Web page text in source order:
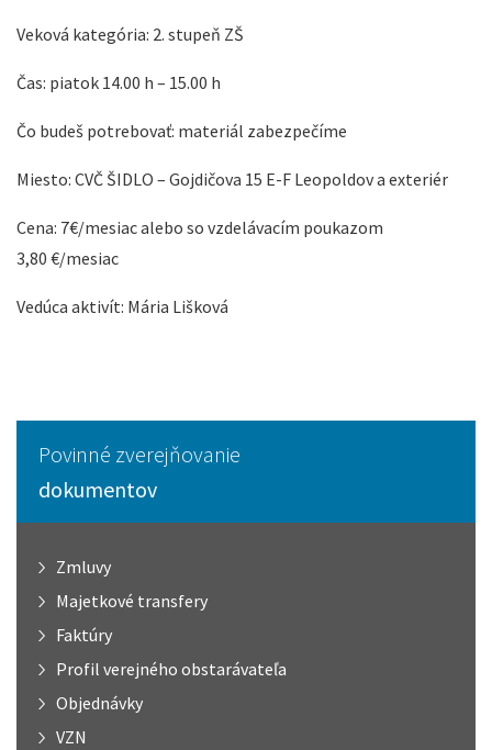
Veková kategória: 2. stupeň ZŠ
Čas: piatok 14.00 h – 15.00 h
Čo budeš potrebovať: materiál zabezpečíme
Miesto: CVČ ŠIDLO – Gojdičova 15 E-F Leopoldov a exteriér
Cena: 7€/mesiac alebo so vzdelávacím poukazom
3,80 €/mesiac
Vedúca aktivít: Mária Lišková
Povinné zverejňovanie
dokumentov
Zmluvy
Majetkové transfery
Faktúry
Profil verejného obstarávateľa
Objednávky
VZN